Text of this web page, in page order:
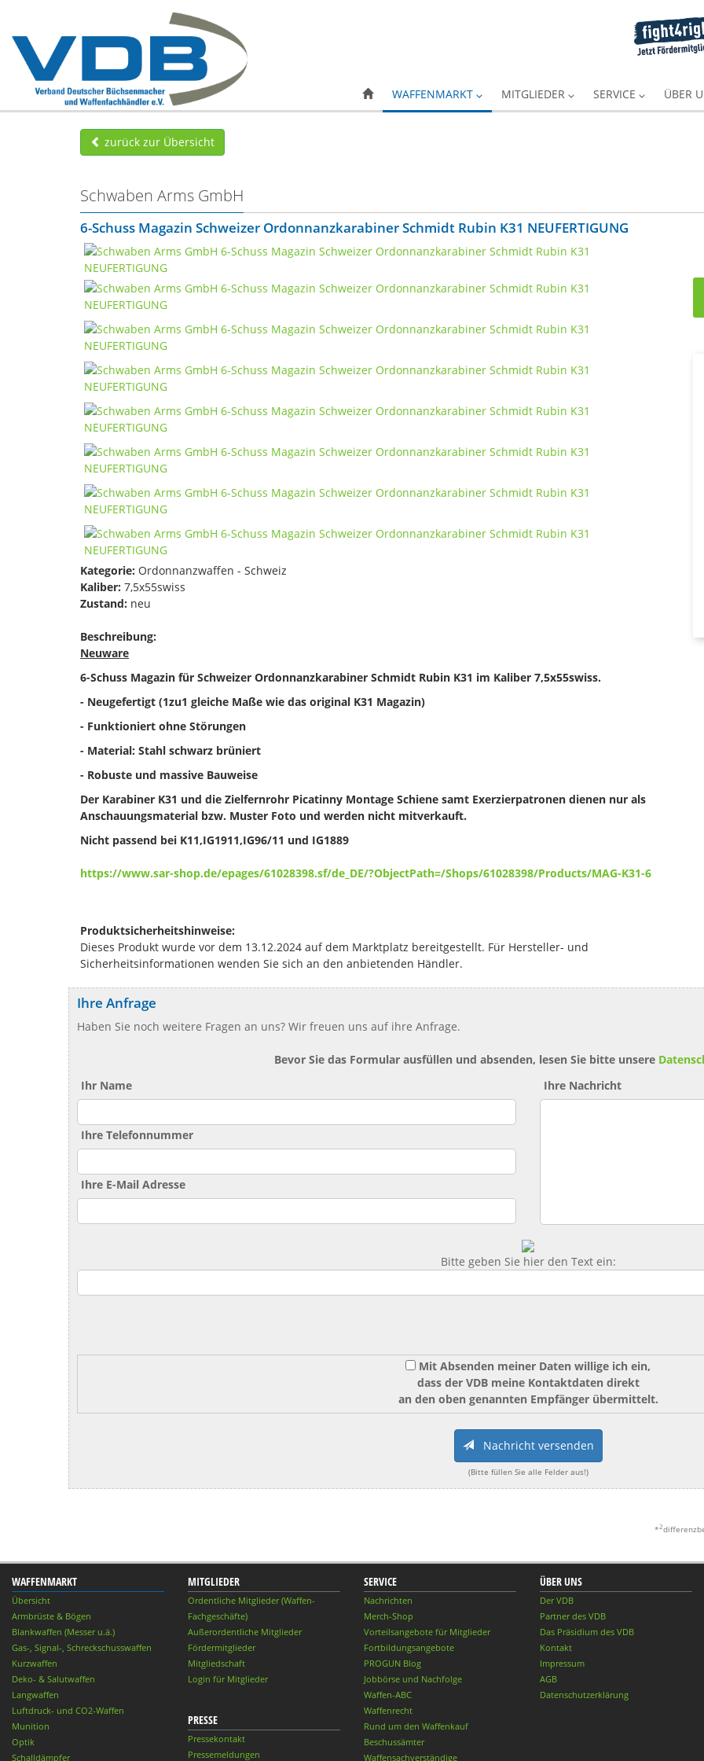
WAFFENMARKT MITGLIEDER SERVICE ÜBER
zurück zur Übersicht
Schwaben Arms GmbH
6-Schuss Magazin Schweizer Ordonnanzkarabiner Schmidt Rubin K31 NEUFERTIGUNG
Kategorie: Ordonnanzwaffen - Schweiz
Kaliber: 7,5x55swiss
Zustand: neu
Beschreibung:
Neuware
6-Schuss Magazin für Schweizer Ordonnanzkarabiner Schmidt Rubin K31 im Kaliber 7,5x55swiss.
- Neugefertigt (1zu1 gleiche Maße wie das original K31 Magazin)
- Funktioniert ohne Störungen
- Material: Stahl schwarz brüniert
- Robuste und massive Bauweise
Der Karabiner K31 und die Zielfernrohr Picatinny Montage Schiene samt Exerzierpatronen dienen nur als
Anschauungsmaterial bzw. Muster Foto und werden nicht mitverkauft.
Nicht passend bei K11,IG1911,IG96/11 und IG1889
https://www.sar-shop.de/epages/61028398.sf/de_DE/?ObjectPath=/Shops/61028398/Products/MAG-K31-6
Produktsicherheitshinweise:
Dieses Produkt wurde vor dem 13.12.2024 auf dem Marktplatz bereitgestellt. Für Hersteller- und
Sicherheitsinformationen wenden Sie sich an den anbietenden Händler.
Ihre Anfrage
Haben Sie noch weitere Fragen an uns? Wir freuen uns auf ihre Anfrage.
Bevor Sie das Formular ausfüllen und absenden, lesen Sie bitte unsere
Ihr Name
Ihre Telefonnummer
Ihre E-Mail Adresse
Ihre Nachricht
Bitte geben Sie hier den Text ein:
Mit Absenden meiner Daten willige ich ein,
dass der VDB meine Kontaktdaten direkt
an den oben genannten Empfänger übermittelt.
Nachricht versenden
(Bitte füllen Sie alle Felder aus!)
*2
WAFFENMARKT
Übersicht
Armbrüste & Bögen
Blankwaffen (Messer u.ä.)
Gas-, Signal-, Schreckschusswaffen
Kurzwaffen
Deko- & Salutwaffen
Langwaffen
Luftdruck- und CO2-Waffen
Munition
Optik
Schalldämpfer
MITGLIEDER
Ordentliche Mitglieder (Waffen-
Fachgeschäfte)
Außerordentliche Mitglieder
Fördermitglieder
Mitgliedschaft
Login für Mitglieder
PRESSE
Pressekontakt
Pressemeldungen
SERVICE
Nachrichten
Merch-Shop
Vorteilsangebote für Mitglieder
Fortbildungsangebote
PROGUN Blog
Jobbörse und Nachfolge
Waffen-ABC
Waffenrecht
Rund um den Waffenkauf
Beschussämter
Waffensachverständige
ÜBER UNS
Der VDB
Partner des VDB
Das Präsidium des VDB
Kontakt
Impressum
AGB
Datenschutzerklärung